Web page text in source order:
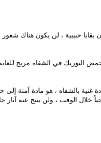
بقايا حبيبية ، لن يكون هناك
اليوريك في الشفاه مريح
غنية بالشفاه ، هو مادة آمنة
الوقت ، ولن ينتج عنه آثار